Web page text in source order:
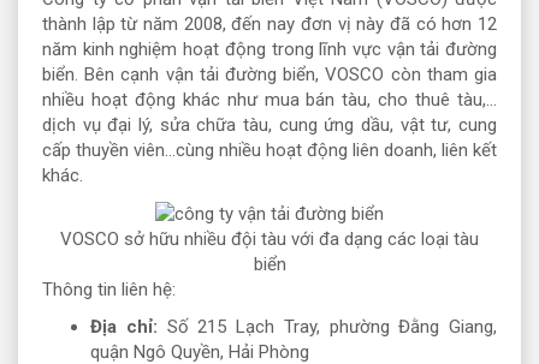
thành lập từ năm 2008, đến nay đơn vị này đã có hơn 12
năm kinh nghiệm hoạt động trong lĩnh vực vận tải đường
biển. Bên cạnh vận tải đường biển, VOSCO còn tham gia
nhiều hoạt động khác như mua bán tàu, cho thuê tàu,...
dịch vụ đại lý, sửa chữa tàu, cung ứng dầu, vật tư, cung
cấp thuyền viên…cùng nhiều hoạt động liên doanh, liên kết
khác.
VOSCO sở hữu nhiều đội tàu với đa dạng các loại tàu
biển
Thông tin liên hệ:
Địa chỉ: Số 215 Lạch Tray, phường Đằng Giang,
quận Ngô Quyền, Hải Phòng